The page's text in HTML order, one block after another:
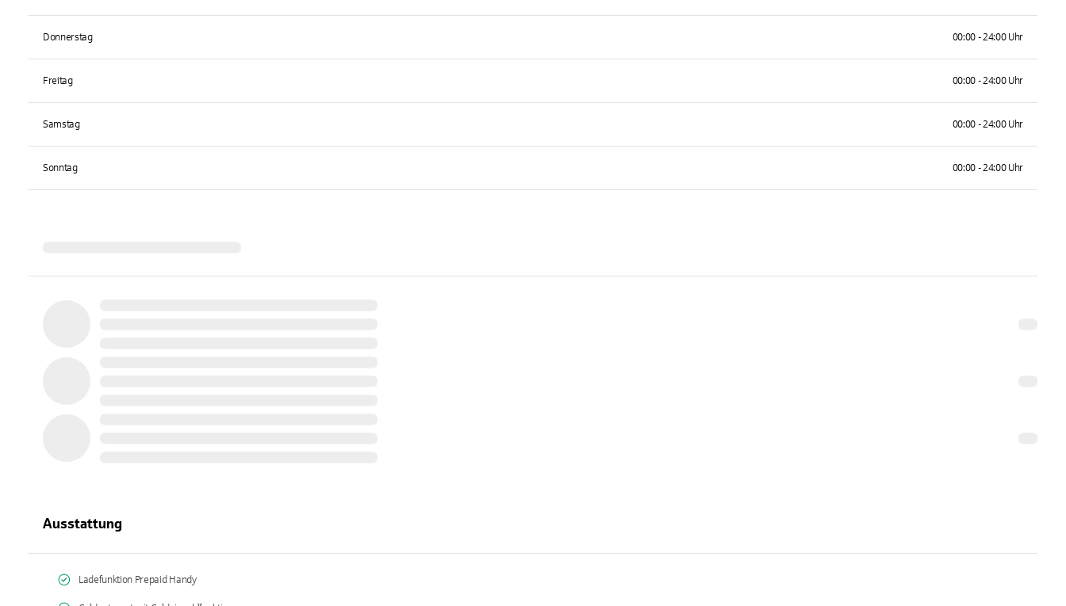
Donnerstag 00:00 - 24:00 Uhr
Freitag 00:00 - 24:00 Uhr
Samstag 00:00 - 24:00 Uhr
Sonntag 00:00 - 24:00 Uhr
Ausstattung
Ladefunktion Prepaid Handy